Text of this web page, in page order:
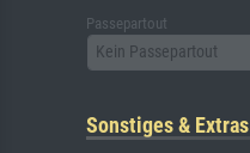
Passepartout
Kein Passepartout
Sonstiges & Extras